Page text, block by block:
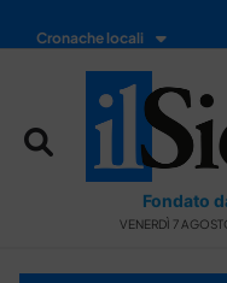
Cronache locali
Fondato
VENERDÌ 7